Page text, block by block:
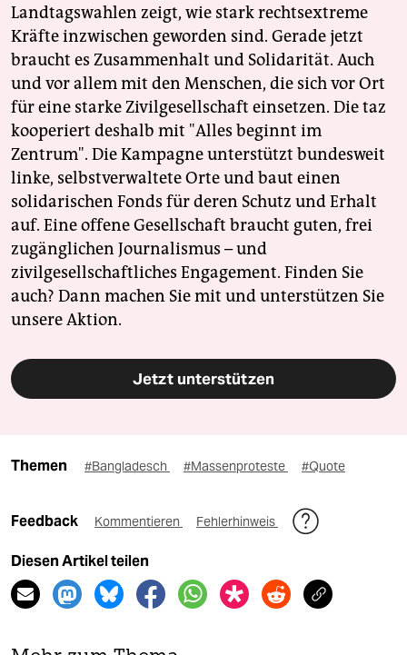
Landtagswahlen zeigt, wie stark rechtsextreme
Kräfte inzwischen geworden sind. Gerade jetzt
braucht es Zusammenhalt und Solidarität. Auch
und vor allem mit den Menschen, die sich vor Ort
für eine starke Zivilgesellschaft einsetzen. Die taz
kooperiert deshalb mit "Alles beginnt im
Zentrum". Die Kampagne unterstützt bundesweit
linke, selbstverwaltete Orte und baut einen
solidarischen Fonds für deren Schutz und Erhalt
auf. Eine offene Gesellschaft braucht guten, frei
zugänglichen Journalismus – und
zivilgesellschaftliches Engagement. Finden Sie
auch? Dann machen Sie mit und unterstützen Sie
unsere Aktion.
Jetzt unterstützen
Themen #Bangladesch #Massenproteste #Quote
Feedback Kommentieren Fehlerhinweis
Diesen Artikel teilen